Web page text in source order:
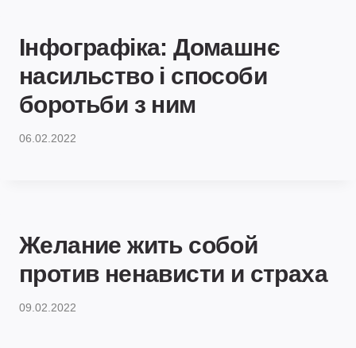
Інфографіка: Домашнє
насильство і способи
боротьби з ним
06.02.2022
Желание жить собой
против ненависти и страха
09.02.2022